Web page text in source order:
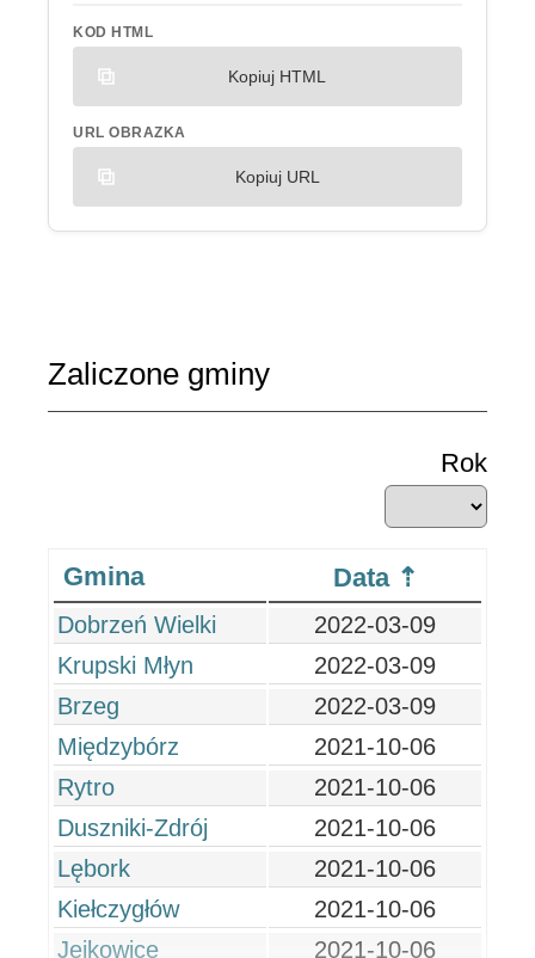
KOD HTML
Kopiuj HTML
URL OBRAZKA
Kopiuj URL
Zaliczone gminy
Rok
Gmina Data
Dobrzeń Wielki
2022-03-09
Krupski Młyn
2022-03-09
Brzeg
2022-03-09
Międzybórz
2021-10-06
Rytro
2021-10-06
Duszniki-Zdrój
2021-10-06
Lębork
2021-10-06
Kiełczygłów
2021-10-06
Jejkowice
2021-10-06